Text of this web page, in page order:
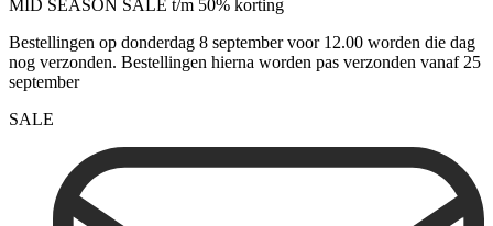
MID SEASON SALE t/m 50% korting
Bestellingen op donderdag 8 september voor 12.00 worden die dag
nog verzonden. Bestellingen hierna worden pas verzonden vanaf 25
september
SALE